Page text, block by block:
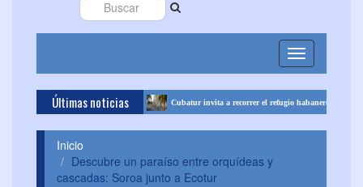
Toggle
navigation
Últimas noticias
Mundo Maya Cubatur invita a recorrer el refugio habanero de Ernest
Inicio
Descubre un paraíso entre orquídeas y
cascadas: Soroa junto a Ecotur